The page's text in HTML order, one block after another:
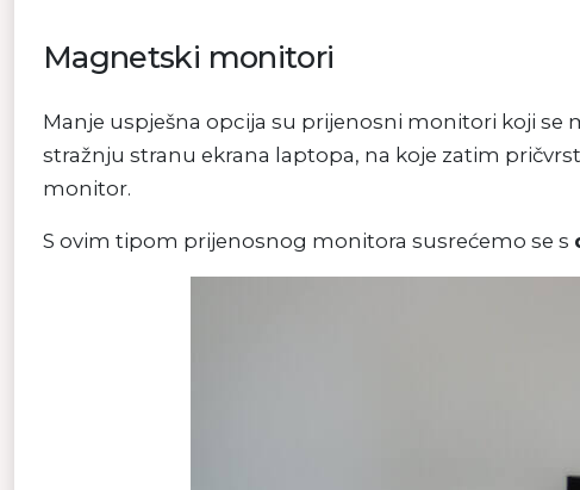
Magnetski monitori
Manje uspješna opcija su prijenosni monitori koji
stražnju stranu ekrana laptopa, na koje zatim
monitor.
S ovim tipom prijenosnog monitora susrećemo se s